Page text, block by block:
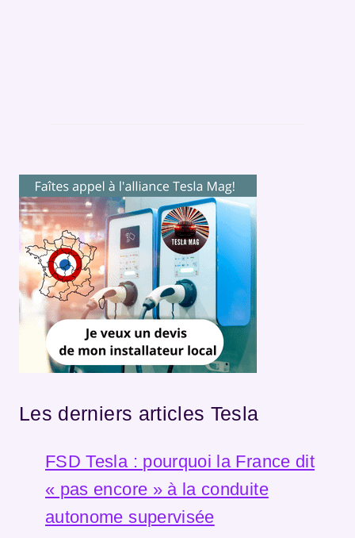
Les derniers articles Tesla
FSD Tesla : pourquoi la France dit
« pas encore » à la conduite
autonome supervisée